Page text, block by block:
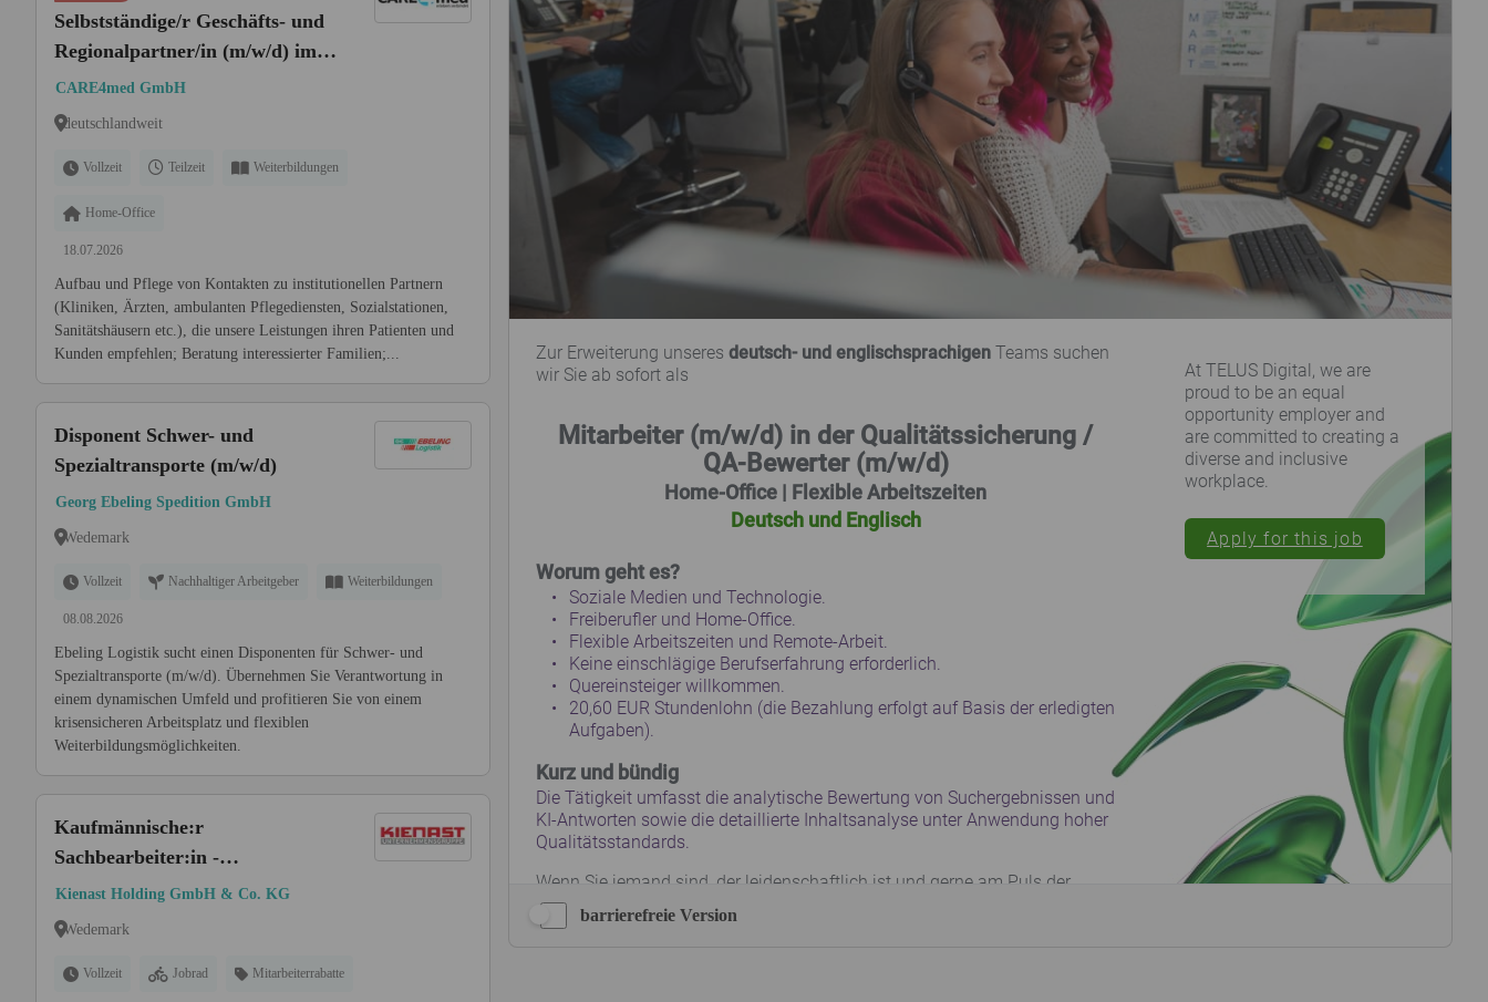
Selbstständige/r Geschäfts- und
Regionalpartner/in (m/w/d) im
Zukunftsmarkt
Seniorenbetreuung zu Hause
CARE4med GmbH
deutschlandweit
Vollzeit Teilzeit Weiterbildungen
Home-Office
18.07.2026
Aufbau und Pflege von Kontakten zu institutionellen Partnern
(Kliniken, Ärzten, ambulanten Pflegediensten, Sozialstationen,
Sanitätshäusern etc.), die unsere Leistungen ihren Patienten und
Kunden empfehlen; Beratung interessierter Familien;...
Disponent Schwer- und
Spezialtransporte (m/w/d)
Georg Ebeling Spedition GmbH
Wedemark
Vollzeit Nachhaltiger Arbeitgeber Weiterbildungen
08.08.2026
Ebeling Logistik sucht einen Disponenten für Schwer- und
Spezialtransporte (m/w/d). Übernehmen Sie Verantwortung in
einem dynamischen Umfeld und profitieren Sie von einem
krisensicheren Arbeitsplatz und flexiblen
Weiterbildungsmöglichkeiten.
Kaufmännische:r
Sachbearbeiter:in -
Schwerpunkt Import
Kienast Holding GmbH & Co. KG
Wedemark
Vollzeit Jobrad Mitarbeiterrabatte
barrierefreie Version